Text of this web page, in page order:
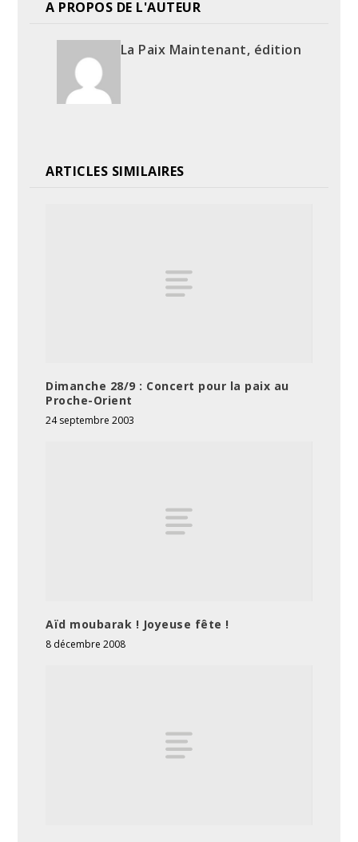
A PROPOS DE L'AUTEUR
La Paix Maintenant, édition
ARTICLES SIMILAIRES
Dimanche 28/9 : Concert pour la paix au
Proche-Orient
24 septembre 2003
Aïd moubarak ! Joyeuse fête !
8 décembre 2008